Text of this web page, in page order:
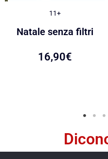
11+
Natale senza filtri
16,90€